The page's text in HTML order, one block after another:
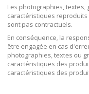
Les photographies,
caractéristiques
sont pas contractuels.
En conséquence, la
être engagée en cas
photographies, textes ou
caractéristiques des
caractéristiques des